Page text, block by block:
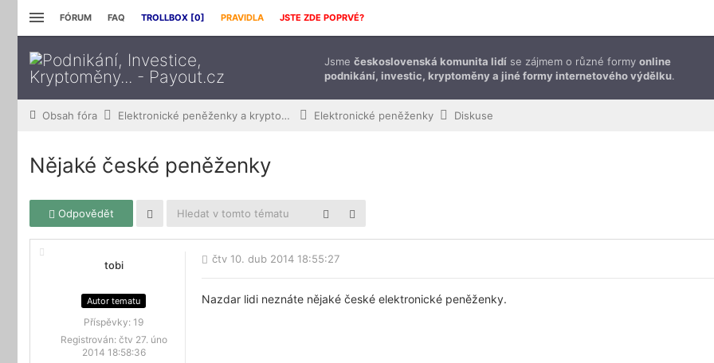
FÓRUM FAQ TROLLBOX [0] PRAVIDLA JSTE ZDE POPRVÉ?
Jsme československá komunita lidí se zájmem o různé formy online
podnikání, investic, kryptoměny a jiné formy internetového výdělku.
Obsah fóra Elektronické peněženky a kryptoměny Elektronické peněženky Diskuse
Nějaké české peněženky
Odpovědět
tobi
Autor tematu
Příspěvky: 19
Registrován: čtv 27. úno
2014 18:58:36
čtv 10. dub 2014 18:55:27
Nazdar lidi neznáte nějaké české elektronické peněženky.